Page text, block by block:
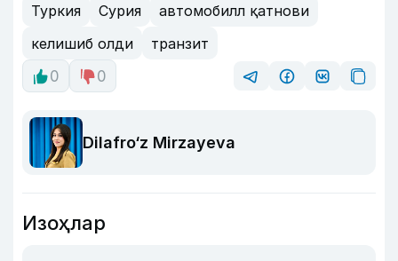
Туркия Сурия
автомобилл қатнови
келишиб олди
транзит
0
0
Dilafro‘z Mirzayeva
Изоҳлар